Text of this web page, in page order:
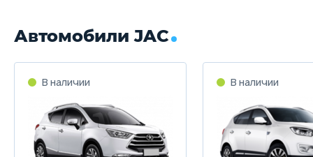
Автомобили JAC
В наличии В наличии